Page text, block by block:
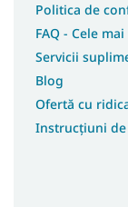
Politica de
FAQ - Cele
Servicii
Blog
Ofertă cu
Instrucțiuni